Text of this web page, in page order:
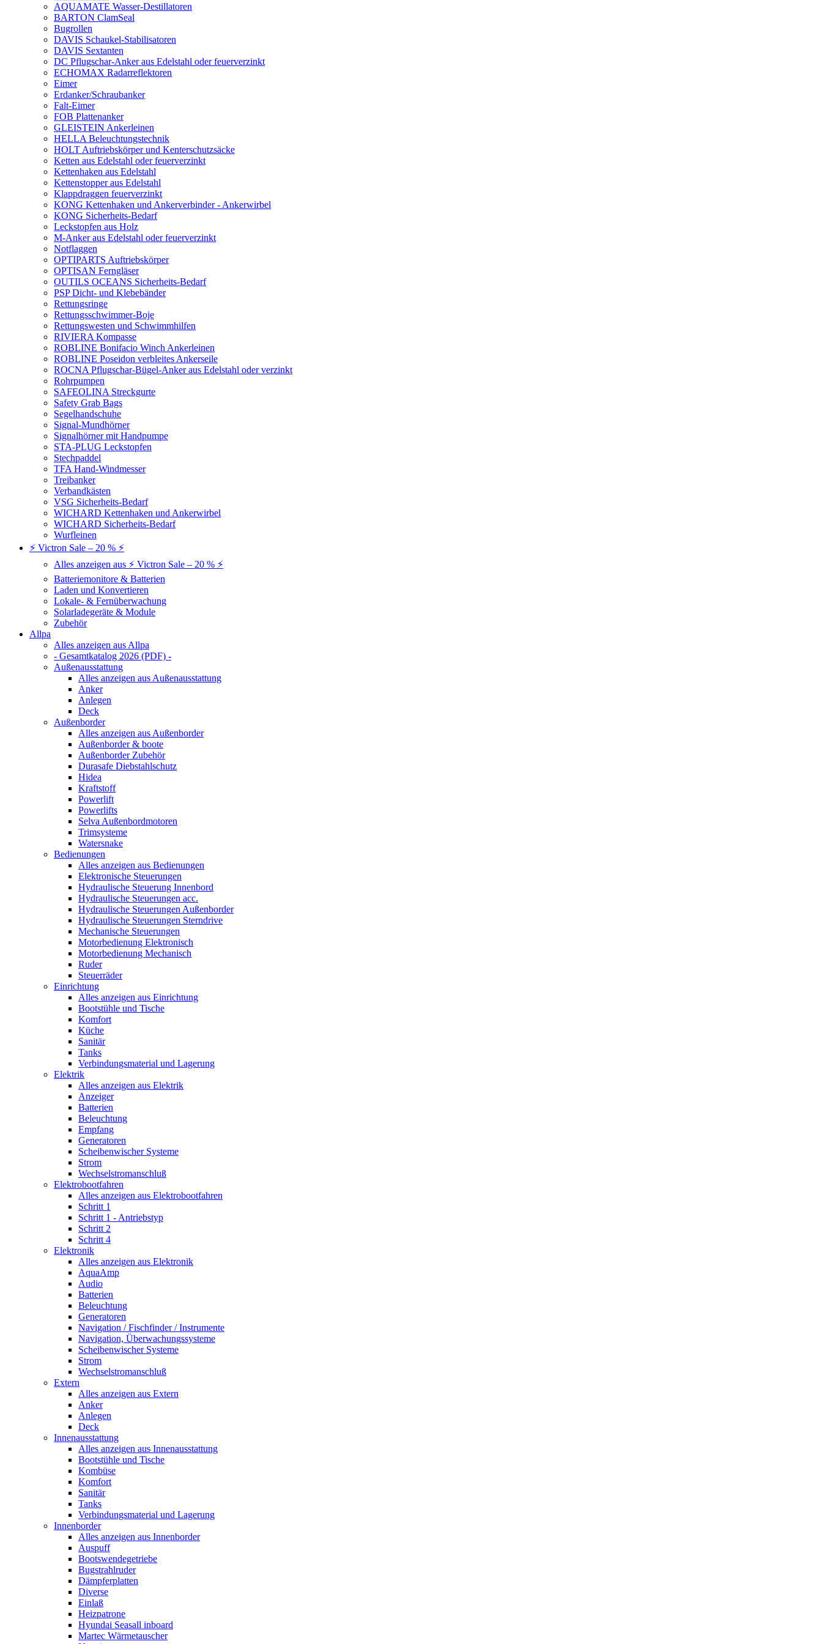
AQUAMATE Wasser-Destillatoren
BARTON ClamSeal
Bugrollen
DAVIS Schaukel-Stabilisatoren
DAVIS Sextanten
DC Pflugschar-Anker aus Edelstahl oder feuerverzinkt
ECHOMAX Radarreflektoren
Eimer
Erdanker/Schraubanker
Falt-Eimer
FOB Plattenanker
GLEISTEIN Ankerleinen
HELLA Beleuchtungstechnik
HOLT Auftriebskörper und Kenterschutzsäcke
Ketten aus Edelstahl oder feuerverzinkt
Kettenhaken aus Edelstahl
Kettenstopper aus Edelstahl
Klappdraggen feuerverzinkt
KONG Kettenhaken und Ankerverbinder - Ankerwirbel
KONG Sicherheits-Bedarf
Leckstopfen aus Holz
M-Anker aus Edelstahl oder feuerverzinkt
Notflaggen
OPTIPARTS Auftriebskörper
OPTISAN Ferngläser
OUTILS OCEANS Sicherheits-Bedarf
PSP Dicht- und Klebebänder
Rettungsringe
Rettungsschwimmer-Boje
Rettungswesten und Schwimmhilfen
RIVIERA Kompasse
ROBLINE Bonifacio Winch Ankerleinen
ROBLINE Poseidon verbleites Ankerseile
ROCNA Pflugschar-Bügel-Anker aus Edelstahl oder verzinkt
Rohrpumpen
SAFEOLINA Streckgurte
Safety Grab Bags
Segelhandschuhe
Signal-Mundhörner
Signalhörner mit Handpumpe
STA-PLUG Leckstopfen
Stechpaddel
TFA Hand-Windmesser
Treibanker
Verbandkästen
VSG Sicherheits-Bedarf
WICHARD Kettenhaken und Ankerwirbel
WICHARD Sicherheits-Bedarf
Wurfleinen
⚡ Victron Sale – 20 % ⚡
Alles anzeigen aus ⚡ Victron Sale – 20 % ⚡
Batteriemonitore & Batterien
Laden und Konvertieren
Lokale- & Fernüberwachung
Solarladegeräte & Module
Zubehör
Allpa
Alles anzeigen aus Allpa
- Gesamtkatalog 2026 (PDF) -
Außenausstattung
Alles anzeigen aus Außenausstattung
Anker
Anlegen
Deck
Außenborder
Alles anzeigen aus Außenborder
Außenborder & boote
Außenborder Zubehör
Durasafe Diebstahlschutz
Hidea
Kraftstoff
Powerlift
Powerlifts
Selva Außenbordmotoren
Trimsysteme
Watersnake
Bedienungen
Alles anzeigen aus Bedienungen
Elektronische Steuerungen
Hydraulische Steuerung Innenbord
Hydraulische Steuerungen acc.
Hydraulische Steuerungen Außenborder
Hydraulische Steuerungen Sterndrive
Mechanische Steuerungen
Motorbedienung Elektronisch
Motorbedienung Mechanisch
Ruder
Steuerräder
Einrichtung
Alles anzeigen aus Einrichtung
Bootstühle und Tische
Komfort
Küche
Sanitär
Tanks
Verbindungsmaterial und Lagerung
Elektrik
Alles anzeigen aus Elektrik
Anzeiger
Batterien
Beleuchtung
Empfang
Generatoren
Scheibenwischer Systeme
Strom
Wechselstromanschluß
Elektrobootfahren
Alles anzeigen aus Elektrobootfahren
Schritt 1
Schritt 1 - Antriebstyp
Schritt 2
Schritt 4
Elektronik
Alles anzeigen aus Elektronik
AquaAmp
Audio
Batterien
Beleuchtung
Generatoren
Navigation / Fischfinder / Instrumente
Navigation, Überwachungssysteme
Scheibenwischer Systeme
Strom
Wechselstromanschluß
Extern
Alles anzeigen aus Extern
Anker
Anlegen
Deck
Innenausstattung
Alles anzeigen aus Innenausstattung
Bootstühle und Tische
Kombüse
Komfort
Sanitär
Tanks
Verbindungsmaterial und Lagerung
Innenborder
Alles anzeigen aus Innenborder
Auspuff
Bootswendegetriebe
Bugstrahlruder
Dämpferplatten
Diverse
Einlaß
Heizpatrone
Hyundai Seasall inboard
Martec Wärmetauscher